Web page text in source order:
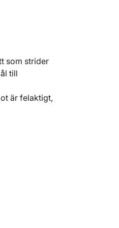
som strider
till
är felaktigt,